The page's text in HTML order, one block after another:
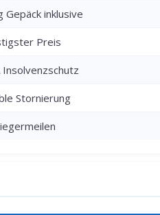
Gepäck inklusive
Preis
Insolvenzschutz
Stornierung